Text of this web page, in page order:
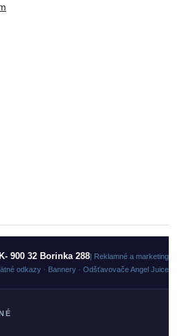
900 32 Borinka 288| Reklamné a
odkazy · Bannery · Odšťavovače Angel Juicer